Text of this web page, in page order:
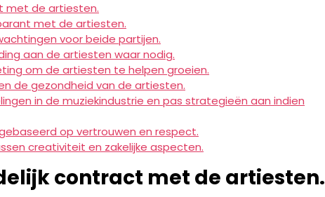
met de artiesten.
met de artiesten.
voor beide partijen.
aan de artiesten waar nodig.
om de artiesten te helpen groeien.
de gezondheid van de artiesten.
in de muziekindustrie en pas strategieën aan indien
op vertrouwen en respect.
creativiteit en zakelijke aspecten.
contract met de artiesten.